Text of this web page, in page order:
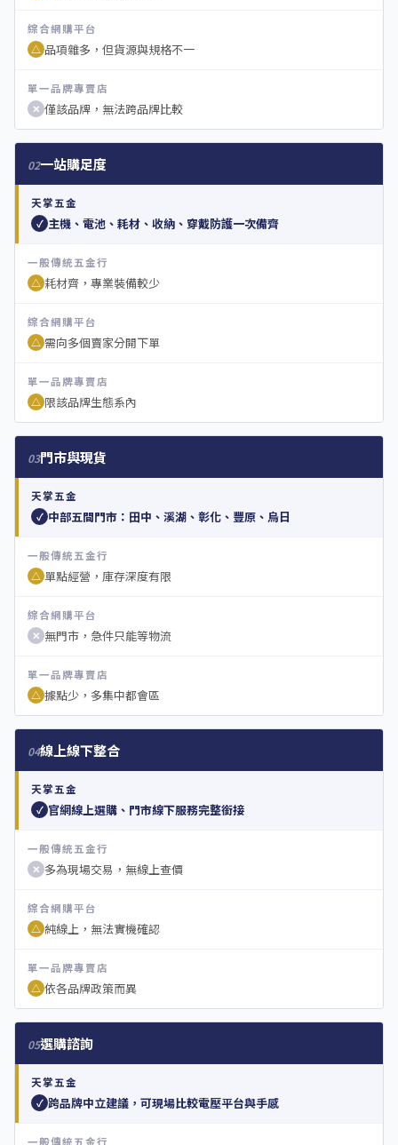
綜合網購平台
△ 品項雜多，但貨源與規格不一
單一品牌專賣店
✕ 僅該品牌，無法跨品牌比較
02一站購足度
天掌五金
✓ 主機、電池、耗材、收納、穿戴防護一次備齊
一般傳統五金行
△ 耗材齊，專業裝備較少
綜合網購平台
△ 需向多個賣家分開下單
單一品牌專賣店
△ 限該品牌生態系內
03門市與現貨
天掌五金
✓ 中部五間門市：田中、溪湖、彰化、豐原、烏日
一般傳統五金行
△ 單點經營，庫存深度有限
綜合網購平台
✕ 無門市，急件只能等物流
單一品牌專賣店
△ 據點少，多集中都會區
04線上線下整合
天掌五金
✓ 官網線上選購、門市線下服務完整銜接
一般傳統五金行
✕ 多為現場交易，無線上查價
綜合網購平台
△ 純線上，無法實機確認
單一品牌專賣店
△ 依各品牌政策而異
05選購諮詢
天掌五金
✓ 跨品牌中立建議，可現場比較電壓平台與手感
一般傳統五金行